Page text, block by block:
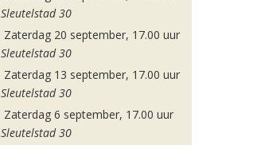
Sleutelstad 30
Zaterdag 20 september, 17.00 uur
Sleutelstad 30
Zaterdag 13 september, 17.00 uur
Sleutelstad 30
Zaterdag 6 september, 17.00 uur
Sleutelstad 30